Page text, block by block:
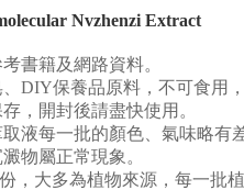
Nvzhenzi Extract
書籍及網路資料。
DIY保養品原料，不可食用
，開封後請盡快使用。
液每一批的顏色、氣味略有
物屬正常現象。
，大多為植物來源，每一批